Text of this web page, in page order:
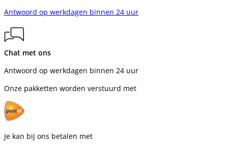
Antwoord op werkdagen binnen 24 uur
Chat met ons
Antwoord op werkdagen binnen 24 uur
Onze pakketten worden verstuurd met
Je kan bij ons betalen met